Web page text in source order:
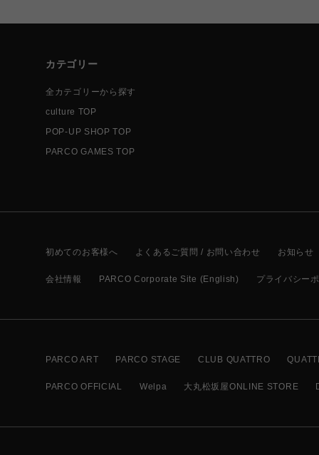
カテゴリー
全カテゴリーから探す
culture TOP
POP-UP SHOP TOP
PARCO GAMES TOP
初めてのお客様へ よくあるご質問 / お問い合わせ お知らせ
会社情報 PARCO Corporate Site (English) プライバシー
PARCO ART PARCO STAGE CLUB QUATTRO
PARCO OFFICIAL Welpa 大丸松坂屋ONLINE STORE